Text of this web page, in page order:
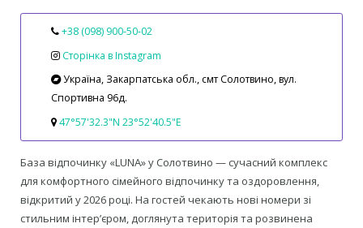
+38 (098) 900‑50‑02
Сторінка в Instagram
Україна, Закарпатська обл., смт Солотвино, вул.
Спортивна 96д.
47°57'32.3"N 23°52'40.5"E
База відпочинку «LUNA» у Солотвино — сучасний комплекс
для комфортного сімейного відпочинку та оздоровлення,
відкритий у 2026 році. На гостей чекають нові номери зі
стильним інтер’єром, доглянута територія та розвинена